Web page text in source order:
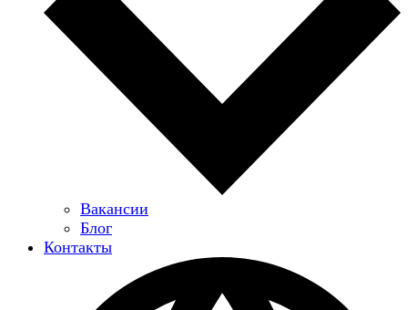
Вакансии
Блог
Контакты